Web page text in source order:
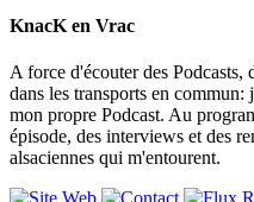
KnacK en Vrac
A force d'écouter des Podcasts,
dans les transports en commun:
mon propre Podcast. Au
épisode, des interviews et des
alsaciennes qui m'entourent.